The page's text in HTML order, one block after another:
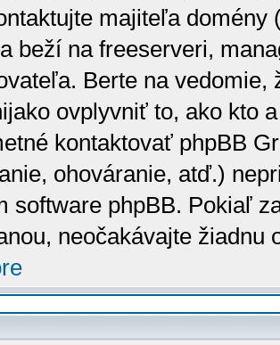
majiteľa
beží na freeserveri,
Berte na vedomie,
ovplyvniť to, ako kto
kontaktovať phpBB
ohováranie, atď.)
software phpBB. Pokiaľ
neočakávajte žiadnu